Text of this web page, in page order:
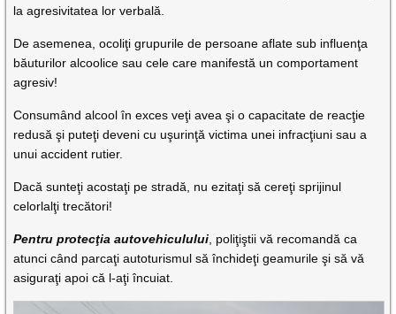
la agresivitatea lor verbală.
De asemenea, ocoliţi grupurile de persoane aflate sub influenţa
băuturilor alcoolice sau cele care manifestă un comportament
agresiv!
Consumând alcool în exces veţi avea şi o capacitate de reacţie
redusă şi puteţi deveni cu uşurinţă victima unei infracţiuni sau a
unui accident rutier.
Dacă sunteţi acostaţi pe stradă, nu ezitaţi să cereţi sprijinul
celorlalţi trecători!
Pentru protecţia autovehiculului, poliţiştii vă recomandă ca
atunci când parcaţi autoturismul să închideţi geamurile şi să vă
asiguraţi apoi că l-aţi încuiat.